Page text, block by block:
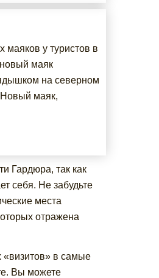
маяков у туристов в
маяк
на северном
Новый маяк,
Гардюра, так как
себя. Не забудьте
места
отражена
«визитов» в самые
Вы можете